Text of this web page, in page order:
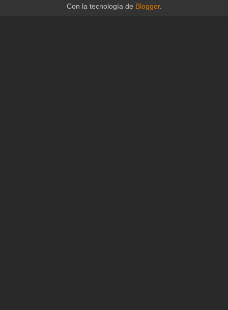
Con la tecnología de Blogger.